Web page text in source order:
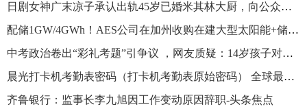
日剧女神广末凉子承认出轨45岁已婚米其林大厨，向公众道歉并无限期停工|观速讯
配储1GW/4GWh！AES公司在加州收购在建大型太阳能+储能项目
中考政治卷出“彩礼考题”引争议 ，网友质疑：14岁孩子对彩礼没概念 全球观察
晨光打卡机考勤表密码（打卡机考勤表原始密码） 全球最资讯
齐鲁银行：监事长李九旭因工作变动原因辞职-头条焦点